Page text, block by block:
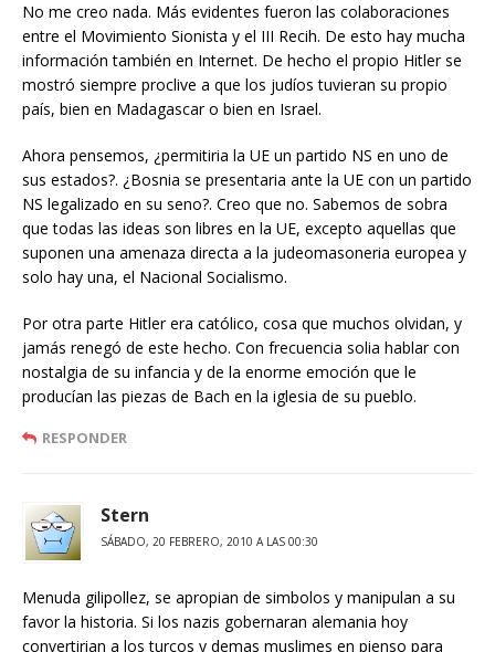
No me creo nada. Más evidentes fueron las colaboraciones
entre el Movimiento Sionista y el III Recih. De esto hay mucha
información también en Internet. De hecho el propio Hitler se
mostró siempre proclive a que los judíos tuvieran su propio
país, bien en Madagascar o bien en Israel.
Ahora pensemos, ¿permitiria la UE un partido NS en uno de
sus estados?. ¿Bosnia se presentaria ante la UE con un partido
NS legalizado en su seno?. Creo que no. Sabemos de sobra
que todas las ideas son libres en la UE, excepto aquellas que
suponen una amenaza directa a la judeomasoneria europea y
solo hay una, el Nacional Socialismo.
Por otra parte Hitler era católico, cosa que muchos olvidan, y
jamás renegó de este hecho. Con frecuencia solia hablar con
nostalgia de su infancia y de la enorme emoción que le
producían las piezas de Bach en la iglesia de su pueblo.
RESPONDER
Stern
SÁBADO, 20 FEBRERO, 2010 A LAS 00:30
Menuda gilipollez, se apropian de simbolos y manipulan a su
favor la historia. Si los nazis gobernaran alemania hoy
convertirian a los turcos y demas muslimes en pienso para